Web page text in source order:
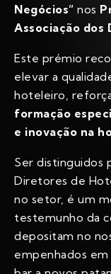
Negócios” nos
Associação
Este prémio
elevar a
hoteleiro,
formação
e inovação na
Ser distinguidos
Diretores de
no setor, é um
testemunho da
depositam no
empenhados